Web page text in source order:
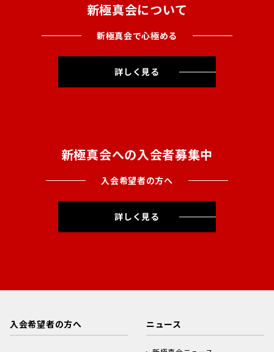
新極真会について
新極真会で心極める
詳しく見る
新極真会への入会者募集中
入会希望者の方へ
詳しく見る
入会希望者の方へ ニュース